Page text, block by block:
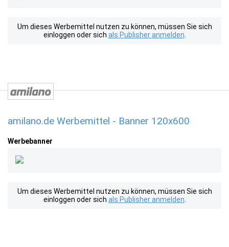
Um dieses Werbemittel nutzen zu können, müssen Sie sich
einloggen oder sich als Publisher anmelden
amilano.de Werbemittel - Banner 120x600
Werbebanner
Um dieses Werbemittel nutzen zu können, müssen Sie sich
einloggen oder sich als Publisher anmelden